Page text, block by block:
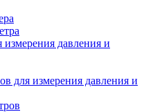
давления и
для измерения давления и